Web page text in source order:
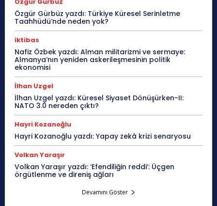
Özgür Gürbüz yazdı: Türkiye Küresel Serinletme
Taahhüdü’nde neden yok?
iktibas
Nafiz Özbek yazdı: Alman militarizmi ve sermaye:
Almanya’nın yeniden askerileşmesinin politik
ekonomisi
İlhan Uzgel
İlhan Uzgel yazdı: Küresel Siyaset Dönüşürken-II:
NATO 3.0 nereden çıktı?
Hayri Kozanoğlu
Hayri Kozanoğlu yazdı: Yapay zekâ krizi senaryosu
Volkan Yaraşır
Volkan Yaraşır yazdı: ‘Efendiliğin reddi’: Üçgen
örgütlenme ve direniş ağları
Devamını Göster